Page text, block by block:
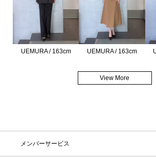
UEMURA / 163cm UEMURA / 163cm
View More
メンバーサービス